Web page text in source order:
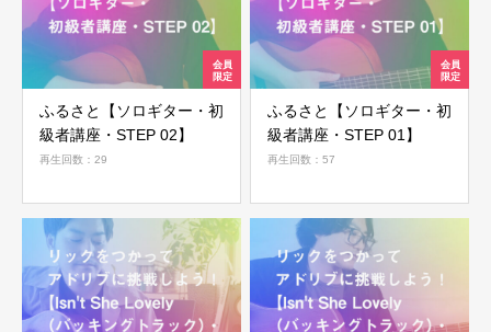
ふるさと【ソロギター・初
級者講座・STEP 02】
再生回数：29
ふるさと【ソロギター・初
級者講座・STEP 01】
再生回数：57